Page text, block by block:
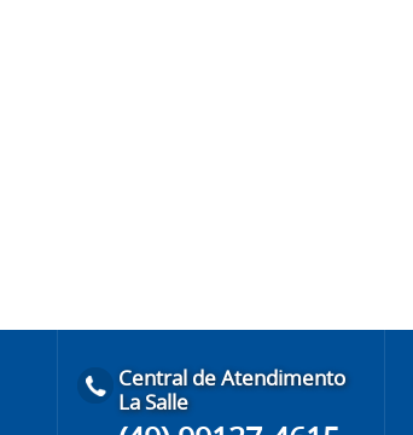
Central de Atendimento
La Salle